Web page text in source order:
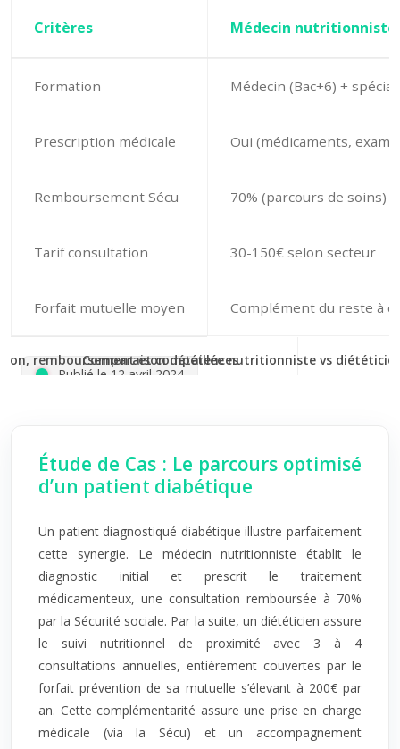
Comparaison détaillée nutritionniste vs
Critères Médecin nutritionniste
Formation Médecin (Bac+6) +
Prescription médicale Oui (médicaments,
Remboursement Sécu 70% (parcours de soins)
Tarif consultation 30-150€ selon secteur
Forfait mutuelle moyen Complément du reste à
Étude de Cas : Le parcours optimisé
d’un patient diabétique
Un patient diagnostiqué diabétique illustre parfaitement
cette synergie. Le médecin nutritionniste établit le
diagnostic initial et prescrit le traitement
médicamenteux, une consultation remboursée à 70%
par la Sécurité sociale. Par la suite, un diététicien assure
le suivi nutritionnel de proximité avec 3 à 4
consultations annuelles, entièrement couvertes par le
forfait prévention de sa mutuelle s’élevant à 200€ par
an. Cette complémentarité assure une prise en charge
médicale (via la Sécu) et un accompagnement